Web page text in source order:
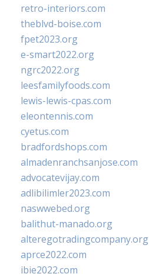
retro-interiors.com
theblvd-boise.com
fpet2023.org
e-smart2022.org
ngrc2022.org
leesfamilyfoods.com
lewis-lewis-cpas.com
eleontennis.com
cyetus.com
bradfordshops.com
almadenranchsanjose.com
advocatevijay.com
adlibilimler2023.com
naswwebed.org
balithut-manado.org
alteregotradingcompany.org
aprce2022.com
ibie2022.com